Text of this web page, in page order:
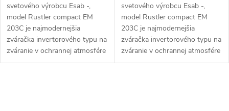
svetového výrobcu Esab -,
model Rustler compact EM
203C je najmodernejšia
zváračka invertorového typu na
zváranie v ochrannej atmosfére
MIG....
svetového výrobcu Esab -,
model Rustler compact EM
203C je najmodernejšia
zváračka invertorového typu na
zváranie v ochrannej atmosfére
MIG....